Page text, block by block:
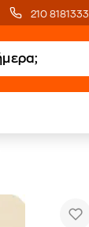
210 8181333